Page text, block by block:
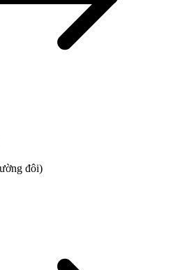
đôi)